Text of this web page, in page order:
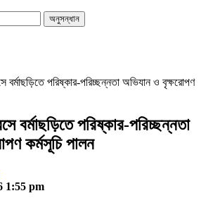
বর্মাছড়িতে পরিষ্কার-পরিচ্ছন্নতা অভিযান ও বৃক্ষরোপণ
বর্মাছড়িতে পরিষ্কার-পরিচ্ছন্নতা
কর্মসূচি পালন
1:55 pm